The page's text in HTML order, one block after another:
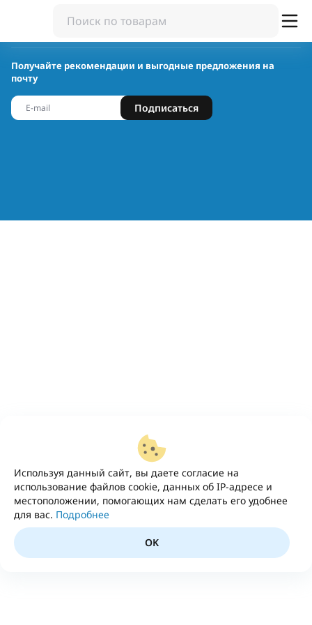
Используя данный сайт, вы даете согласие на
использование файлов cookie, данных об IP-адресе и
местоположении, помогающих нам сделать его удобнее
для вас. Подробнее
OK
Получайте рекомендации и выгодные предложения на
почту
Подписаться